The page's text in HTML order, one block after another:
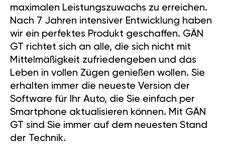
maximalen Leistungszuwachs zu erreichen.
Nach 7 Jahren intensiver Entwicklung haben
wir ein perfektes Produkt geschaffen. GÄN
GT richtet sich an alle, die sich nicht mit
Mittelmäßigkeit zufriedengeben und das
Leben in vollen Zügen genießen wollen. Sie
erhalten immer die neueste Version der
Software für Ihr Auto, die Sie einfach per
Smartphone aktualisieren können. Mit GÄN
GT sind Sie immer auf dem neuesten Stand
der Technik.